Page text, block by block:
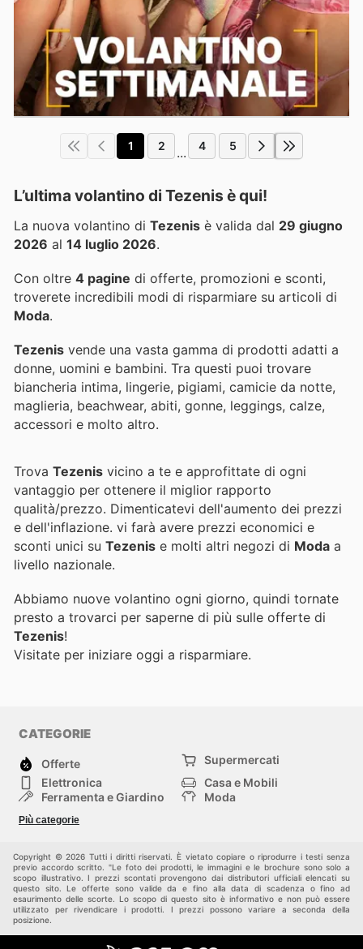
1 2 ... 4 5
L’ultima volantino di Tezenis è qui!
La nuova volantino di Tezenis è valida dal 29 giugno
2026 al 14 luglio 2026.
Con oltre 4 pagine di offerte, promozioni e sconti,
troverete incredibili modi di risparmiare su articoli di
Moda.
Tezenis vende una vasta gamma di prodotti adatti a
donne, uomini e bambini. Tra questi puoi trovare
biancheria intima, lingerie, pigiami, camicie da notte,
maglieria, beachwear, abiti, gonne, leggings, calze,
accessori e molto altro.
Trova Tezenis vicino a te e approfittate di ogni
vantaggio per ottenere il miglior rapporto
qualità/prezzo. Dimenticatevi dell'aumento dei prezzi
e dell'inflazione. vi farà avere prezzi economici e
sconti unici su Tezenis e molti altri negozi di Moda a
livello nazionale.
Abbiamo nuove volantino ogni giorno, quindi tornate
presto a trovarci per saperne di più sulle offerte di
Tezenis!
Visitate per iniziare oggi a risparmiare.
CATEGORIE
Offerte
Supermercati
Elettronica
Casa e Mobili
Ferramenta e Giardino
Moda
Bambini e Neonati
Più categorie
Copyright © 2026 Tutti i diritti riservati. È vietato copiare o riprodurre i testi senza
previo accordo scritto. "Le foto dei prodotti, le immagini e le brochure sono solo a
scopo illustrativo. I prezzi scontati provengono dai distributori ufficiali elencati su
questo sito. Le offerte sono valide da e fino alla data di scadenza o fino ad
esaurimento delle scorte. Lo scopo di questo sito è informativo e non può essere
utilizzato per rivendicare i prodotti. I prezzi possono variare a seconda della
posizione.